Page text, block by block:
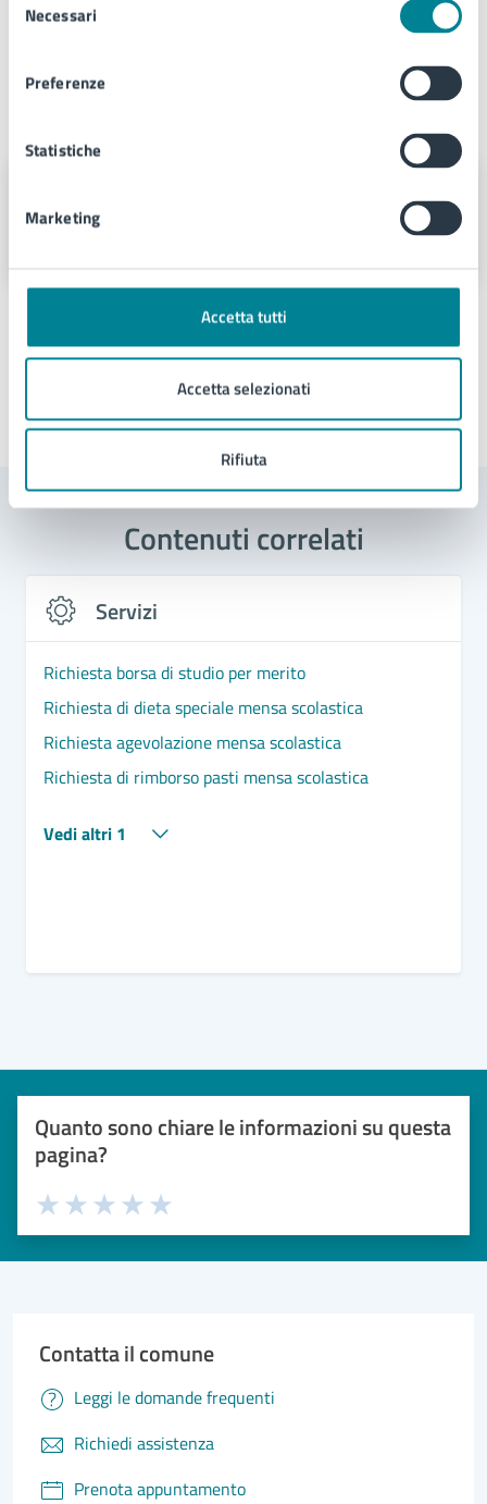
delNecessari
Preferenze
Statistiche
Marketing
Accetta tutti
Accetta selezionati
Rifiuta
Anno scolastico formativo 20242025
Ultimo aggiornamento:04/06/2026, 10:30
Contenuti correlati
Servizi
Richiesta borsa di studio per merito
Richiesta di dieta speciale mensa scolastica
Richiesta agevolazione mensa scolastica
Richiesta di rimborso pasti mensa scolastica
Vedi altri 1
Quanto sono chiare le informazioni su questa
pagina?
Valuta 5 stelle su 5
Valuta 4 stelle su 5
Valuta 3 stelle su 5
Valuta 2 stelle su 5
Valuta 1 stelle su 5
Contatta il comune
Leggi le domande frequenti
Richiedi assistenza
Prenota appuntamento